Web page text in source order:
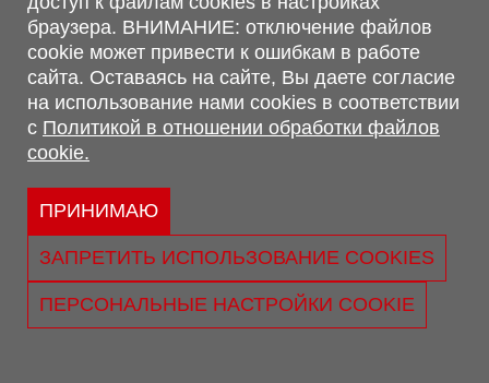
г. Брест, ул. Лейтенанта Рябцева, 108 В, 224701
Обращаем Ваше внимание, что вся предоставленная на сайте
информация, касающаяся комплектаций, технических
характеристик, цветовых сочетаний, а также стоимости и
сервисного обслуживания носит информационный характер и
не является публичной офертой, определяемой п.2 ст.407
Гражданского кодекса Республики Беларусь.
Политика обработки персональных данных
Политикой в отношении обработки файлов cookie.
Свидетельство о регистрации №290667530 выдано 02.02.2009
г. Администрацией Ленинского р-на г. Бреста
браузера. ВНИМАНИЕ: отключение файлов
cookie может привести к ошибкам в работе
сайта. Оставаясь на сайте, Вы даете согласие
на использование нами cookies в соответствии
с Политикой в отношении обработки файлов
cookie.
ПРИНИМАЮ
ЗАПРЕТИТЬ ИСПОЛЬЗОВАНИЕ COOKIES
ПЕРСОНАЛЬНЫЕ НАСТРОЙКИ COOKIE